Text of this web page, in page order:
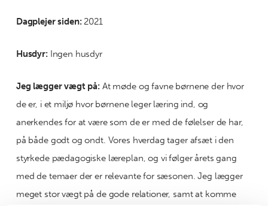
Dagplejer siden: 2021
Husdyr: Ingen husdyr
Jeg lægger vægt på: At møde og favne børnene der hvor
de er, i et miljø hvor børnene leger læring ind, og
anerkendes for at være som de er med de følelser de har,
på både godt og ondt. Vores hverdag tager afsæt i den
styrkede pædagogiske læreplan, og vi følger årets gang
med de temaer der er relevante for sæsonen. Jeg lægger
meget stor vægt på de gode relationer, samt at komme